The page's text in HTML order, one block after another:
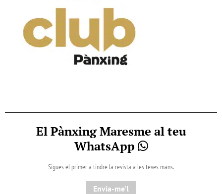
El Pànxing Maresme al teu
WhatsApp
Sigues el primer a tindre la revista a les teves mans.
Envia-me'l